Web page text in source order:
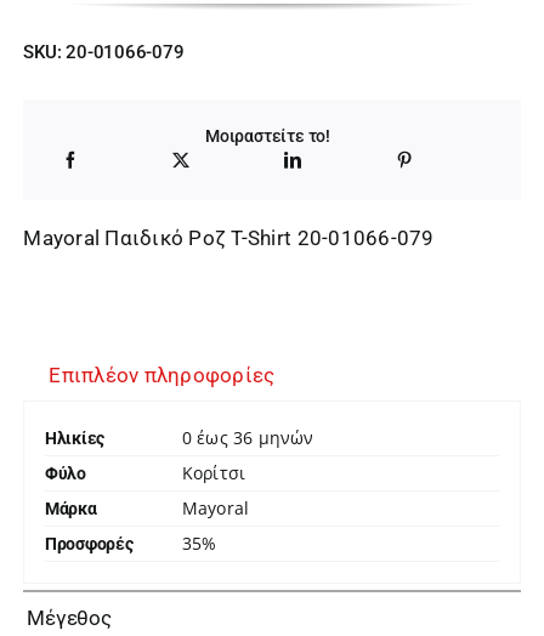
price
18,00 €.
τρέχουσα
είναι:
11,70 €.
SKU:20-01066-079
Μοιραστείτε το!
Mayoral Παιδικό Ροζ T-Shirt 20-01066-079
Επιπλέον πληροφορίες
Ηλικίες 0 έως 36 μηνών
Φύλο Κορίτσι
Μάρκα Mayoral
Προσφορές 35%
Μέγεθος